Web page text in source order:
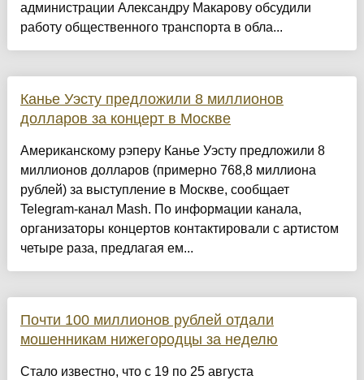
администрации Александру Макарову обсудили
работу общественного транспорта в обла...
Канье Уэсту предложили 8 миллионов
долларов за концерт в Москве
Американскому рэперу Канье Уэсту предложили 8
миллионов долларов (примерно 768,8 миллиона
рублей) за выступление в Москве, сообщает
Telegram-канал Mash. По информации канала,
организаторы концертов контактировали с артистом
четыре раза, предлагая ем...
Почти 100 миллионов рублей отдали
мошенникам нижегородцы за неделю
Стало известно, что с 19 по 25 августа